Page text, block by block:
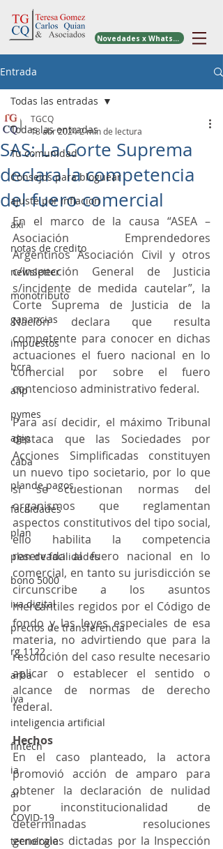
Novedades x WhatsApp
Entrada
Todas las entradas
Tu comunidad
Consejos para bloguear
ajuste por inflacion
axi
notas de credito
newsletter
monotributo
ganancias
impuestos
bcra
afip
pymes
agip
caba
plande pagos
facilidades
plan
plan de facilidades
bono 5000
iva digital
precios de transferencia
rg 1122
arba
iva
inteligencia artificial
fintech
ia
ai
COVID-19
tecnologia
Todas las entradas
SAS: La Corte Suprema
declara la competencia
del fuero comercial
TGCQ
18 abr 20242 min de lectura
En el marco de la causa “ASEA –
Asociación Emprendedores
Argentinos Asociación Civil y otros
c/Inspección General de Justicia
s/incidente de medida cautelar”, la
Corte Suprema de Justicia de la
Nación declara que resulta
competente para conocer en dichas
actuaciones el fuero nacional en lo
comercial por sobre el fuero
contencioso administrativo federal.
Para así decidir, el máximo Tribunal
destaca que las Sociedades por
Acciones Simplificadas constituyen
un nuevo tipo societario, por lo que
si se cuestionan normas del
organismos que reglamentan
aspectos constitutivos del tipo social,
ello habilita la competencia
reservada al fuero nacional en lo
comercial, en tanto su jurisdicción se
circunscribe a los asuntos
mercantiles regidos por el Código de
fondo y las leyes especiales de esa
materia, no advirtiendo que para la
resolución del caso resulte necesario
aplicar o establecer el sentido o
alcance de normas de derecho
federal.
Hechos
En el caso planteado, la actora
promovió acción de amparo para
obtener la declaración de nulidad
por inconstitucionalidad de
determinadas resoluciones
generales dictadas por la Inspección